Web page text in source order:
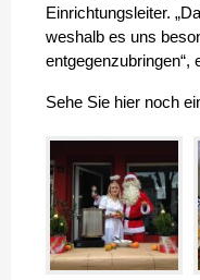
Einrichtungsleiter.
weshalb es uns
entgegenzubringen“,
Sehe Sie hier noch